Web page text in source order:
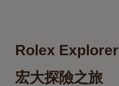
Rolex Explorer
宏大探險之旅